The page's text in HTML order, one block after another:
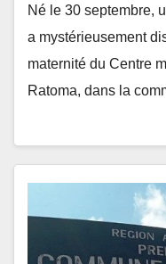
Né le 30 septembre,
a mystérieusement
maternité du Centre
Ratoma, dans la